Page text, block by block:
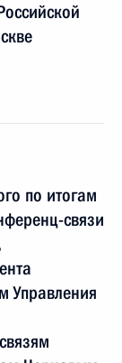
по итогам
связи
Управления